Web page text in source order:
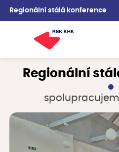
Regionální stálá konference
Regionální